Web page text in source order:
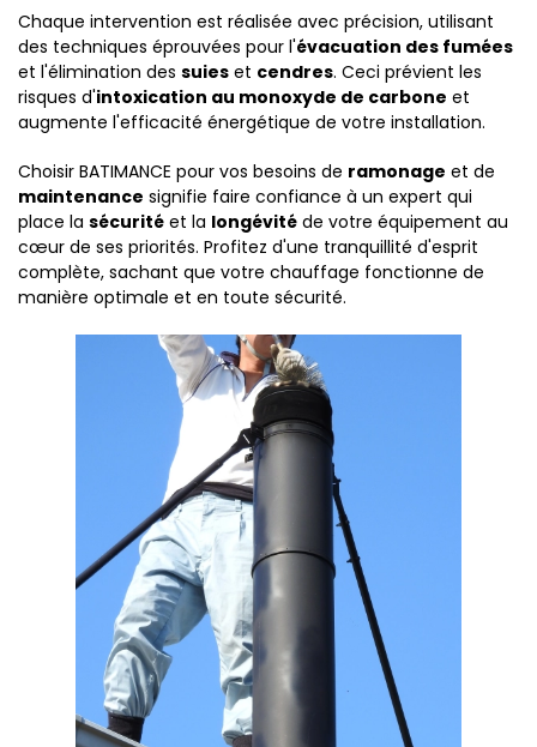
Chaque intervention est réalisée avec précision, utilisant
des techniques éprouvées pour l'évacuation des fumées
et l'élimination des suies et cendres. Ceci prévient les
risques d'intoxication au monoxyde de carbone et
augmente l'efficacité énergétique de votre installation.
Choisir BATIMANCE pour vos besoins de ramonage et de
maintenance signifie faire confiance à un expert qui
place la sécurité et la longévité de votre équipement au
cœur de ses priorités. Profitez d'une tranquillité d'esprit
complète, sachant que votre chauffage fonctionne de
manière optimale et en toute sécurité.